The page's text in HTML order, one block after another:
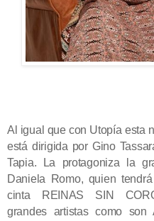
Al igual que con Utopía esta
está dirigida por Gino
Tapia. La protagoniza la
Daniela Romo, quien
cinta REINAS SIN
grandes artistas como son